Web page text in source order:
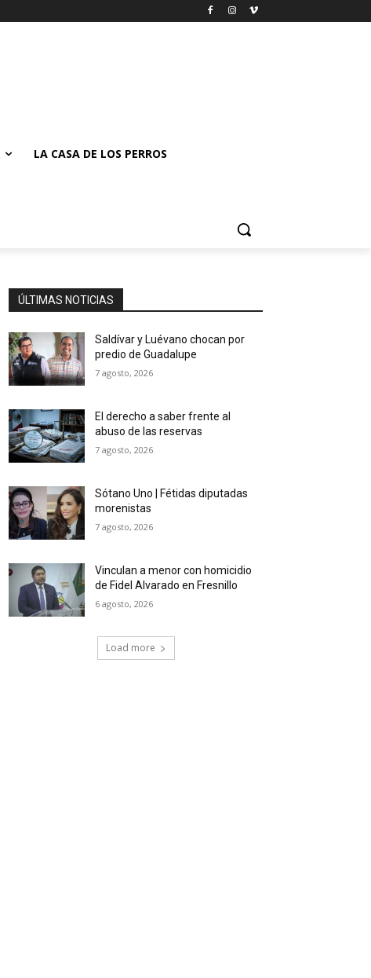
LA CASA DE LOS PERROS
ÚLTIMAS NOTICIAS
Saldívar y Luévano chocan por
predio de Guadalupe
7 agosto, 2026
El derecho a saber frente al
abuso de las reservas
7 agosto, 2026
Sótano Uno | Fétidas diputadas
morenistas
7 agosto, 2026
Vinculan a menor con homicidio
de Fidel Alvarado en Fresnillo
6 agosto, 2026
Load more